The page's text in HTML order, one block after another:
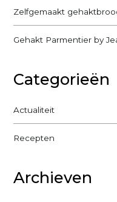
Zelfgemaakt
Gehakt Parmentier by
Categorieën
Actualiteit
Recepten
Archieven